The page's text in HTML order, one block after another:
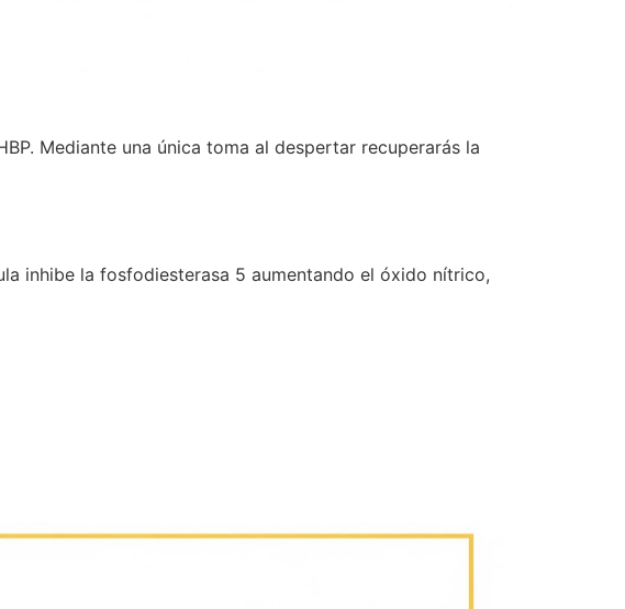
Mediante una única toma al despertar recuperarás la
inhibe la fosfodiesterasa 5 aumentando el óxido nítrico,